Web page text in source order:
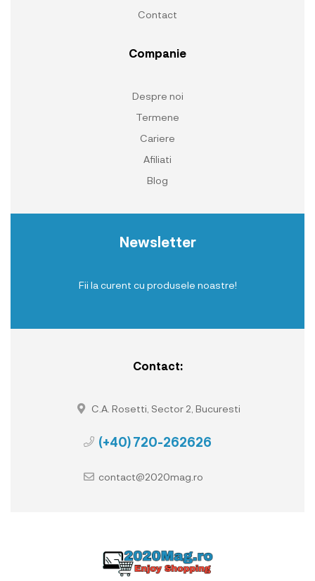
Contact
Companie
Despre noi
Termene
Cariere
Afiliati
Blog
Newsletter
Fii la curent cu produsele noastre!
Contact:
C.A. Rosetti, Sector 2, Bucuresti
(+40) 720-262626
contact@2020mag.ro